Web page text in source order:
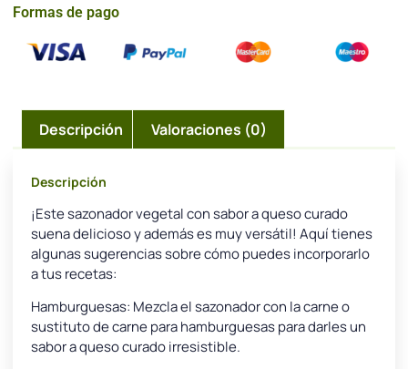
Formas de pago
Descripción Valoraciones (0)
Descripción
¡Este sazonador vegetal con sabor a queso curado
suena delicioso y además es muy versátil! Aquí tienes
algunas sugerencias sobre cómo puedes incorporarlo
a tus recetas:
Hamburguesas: Mezcla el sazonador con la carne o
sustituto de carne para hamburguesas para darles un
sabor a queso curado irresistible.